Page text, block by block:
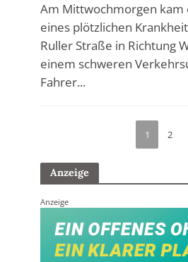
Am Mittwochmorgen kam
eines plötzlichen
Ruller Straße in Richtung
einem schweren
Fahrer...
1 2
Anzeige
Anzeige